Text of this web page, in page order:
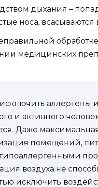
дыхания –
носа, всасываются
медицинских
аллергены
и активного
Даже
помещений,
воздуха не
исключить